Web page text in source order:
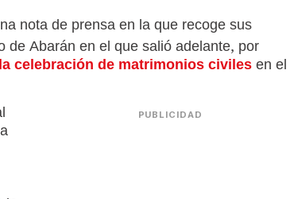
nota de prensa en la que recoge sus
Abarán en el que salió adelante, por
celebración de matrimonios civilesen el
PUBLICIDAD